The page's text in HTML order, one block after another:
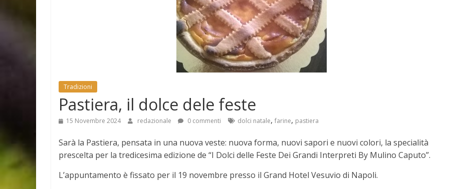
Tradizioni
Pastiera, il dolce dele feste
15 Novembre 2024 redazionale 0 commenti dolci natale, farine, pastiera
Sarà la Pastiera, pensata in una nuova veste: nuova forma, nuovi sapori e nuovi colori, la specialità
prescelta per la tredicesima edizione de “I Dolci delle Feste Dei Grandi Interpreti By Mulino Caputo”.
L’appuntamento è fissato per il 19 novembre presso il Grand Hotel Vesuvio di Napoli.